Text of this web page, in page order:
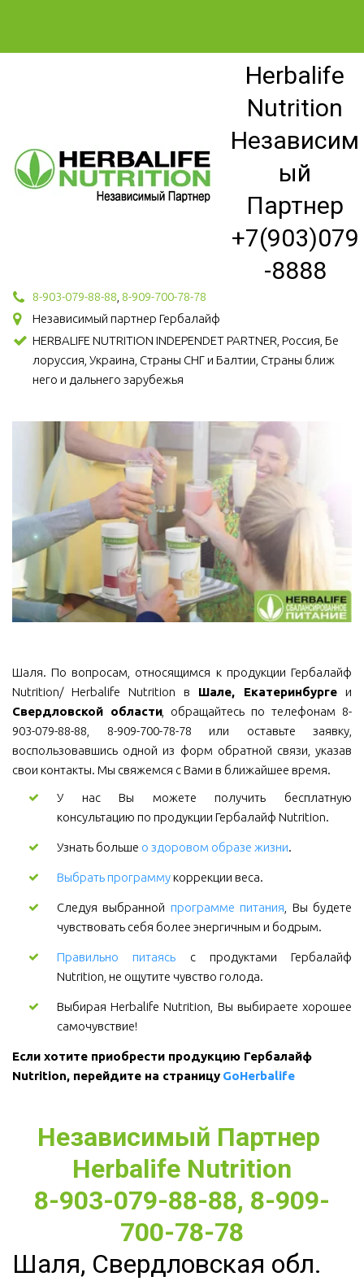
Herbalife
Nutrition
Независим
ый
Партнер
+7(903)079
-8888
8-903-079-88-88 8-909-700-78-78
Независимый партнер Гербалайф
HERBALIFE NUTRITION INDEPENDET PARTNER, Россия, Бе
лоруссия, Украина, Страны СНГ и Балтии, Страны ближ
него и дальнего зарубежья
Шаля. По вопросам, относящимся к продукции Гербалайф
Nutrition/ Herbalife Nutrition в Шале, Екатеринбургеи
Свердловской области, обращайтесь по телефонам 8-
903-079-88-88, 8-909-700-78-78 или оставьте заявку,
воспользовавшись одной из форм обратной связи, указав
свои контакты. Мы свяжемся с Вами в ближайшее время.
У нас Вы можете получить бесплатную
консультацию по продукции Гербалайф Nutrition.
Узнать больше о здоровом образе жизни.
Выбрать программукоррекции веса.
Следуя выбранной программе питания , Вы будете
чувствовать себя более энергичным и бодрым.
Правильно питаясь с продуктами Гербалайф
Nutrition, не ощутите чувство голода.
Выбирая Herbalife Nutrition, Вы выбираете хорошее
самочувствие!
Если хотите приобрести продукцию Гербалайф
Nutrition, перейдите на страницу GoHerbalife
Независимый Партнер
Herbalife Nutrition
8-903-079-88-88, 8-909-
700-78-78
Шаля, Свердловская обл.